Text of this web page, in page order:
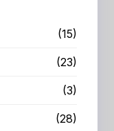
(15)
(23)
(3)
(28)